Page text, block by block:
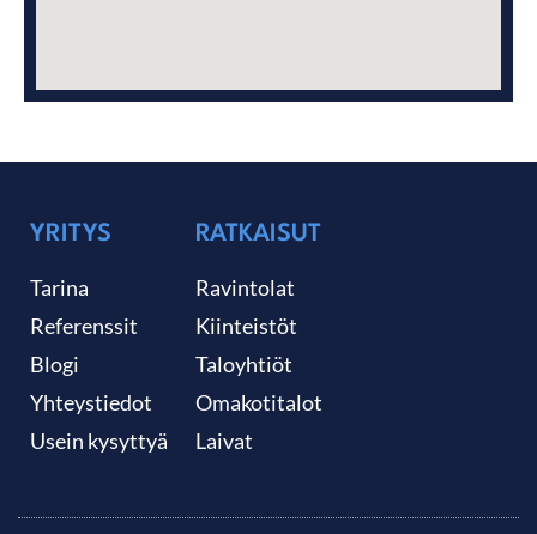
YRITYS
Tarina
Referenssit
Blogi
Yhteystiedot
Usein kysyttyä
RATKAISUT
Ravintolat
Kiinteistöt
Taloyhtiöt
Omakotitalot
Laivat